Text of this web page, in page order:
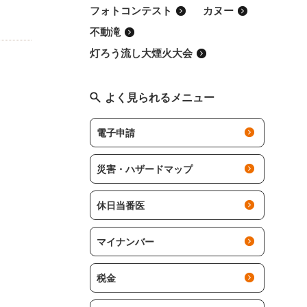
フォトコンテスト
カヌー
不動滝
灯ろう流し大煙火大会
よく見られるメニュー
電子申請
災害・ハザードマップ
休日当番医
マイナンバー
税金